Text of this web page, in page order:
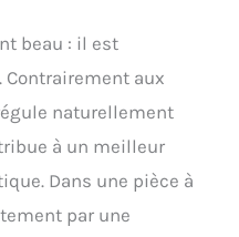
beau : il est
. Contrairement aux
naturellement
à un meilleur
Dans une pièce à
par une